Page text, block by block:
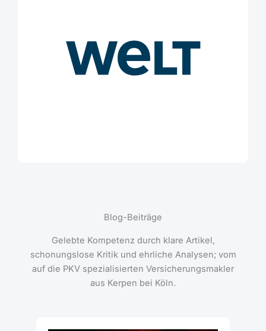
Blog-Beiträge
Gelebte Kompetenz durch klare Artikel,
schonungslose Kritik und ehrliche Analysen; vom
auf die PKV spezialisierten Versicherungsmakler
aus Kerpen bei Köln.